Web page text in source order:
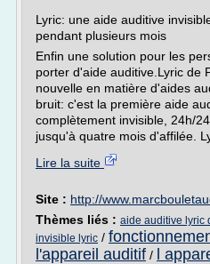
Lyric: une aide auditive
pendant plusieurs mois
Enfin une solution pour les
porter d'aide auditive.Lyric de
nouvelle en matière d'aides
bruit: c'est la première aide
complètement invisible, 24h/
jusqu'à quatre mois d'affilée.
Lire la suite
Site : http://
Thèmes liés : aide auditive lyric
invisible lyric /
l'appareil auditif /
l